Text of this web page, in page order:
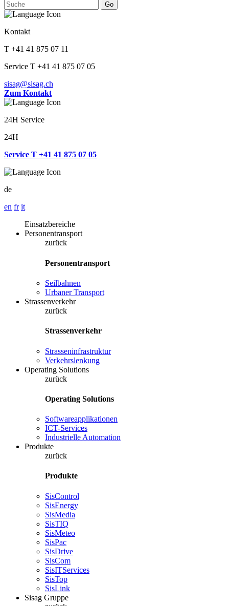
Go
Kontakt
T +41 41 875 07 11
Service T +41 41 875 07 05
sisag@sisag.ch
Zum Kontakt
24H Service
24H
Service T +41 41 875 07 05
de
en fr it
Einsatzbereiche
Personentransport
zurück
Personentransport
Seilbahnen
Urbaner Transport
Strassenverkehr
zurück
Strassenverkehr
Strasseninfrastruktur
Verkehrslenkung
Operating Solutions
zurück
Operating Solutions
Softwareapplikationen
ICT-Services
Industrielle Automation
Produkte
zurück
Produkte
SisControl
SisEnergy
SisMedia
SisTIQ
SisMeteo
SisPac
SisDrive
SisCom
SisITServices
SisTop
SisLink
Sisag Gruppe